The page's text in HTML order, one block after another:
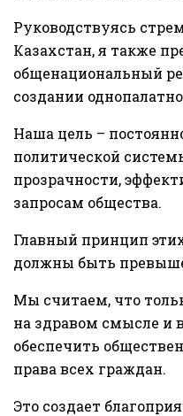
Руководствуясь
Казахстан, я также
общенациональный
создании
Наша цель –
политической
прозрачности,
запросам общества.
Главный принцип
должны быть
Мы считаем, что
на здравом смысле и
обеспечить
права всех граждан.
Это создает